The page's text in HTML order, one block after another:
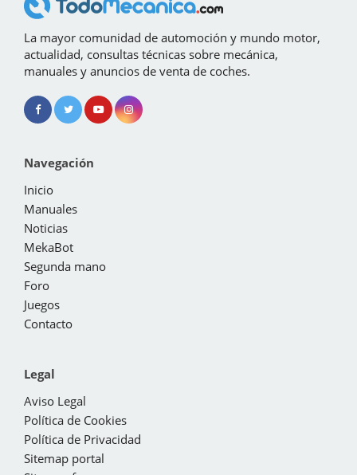
La mayor comunidad de automoción y mundo motor,
actualidad, consultas técnicas sobre mecánica,
manuales y anuncios de venta de coches.
Navegación
Inicio
Manuales
Noticias
MekaBot
Segunda mano
Foro
Juegos
Contacto
Legal
Aviso Legal
Política de Cookies
Política de Privacidad
Sitemap portal